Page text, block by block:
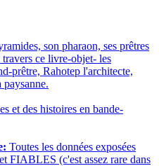
son pharaon, ses prêtres
ce livre-objet- les
prêtre, Rahotep l'architecte,
et des histoires en bande-
Toutes les données exposées
FIABLES (c'est assez rare dans